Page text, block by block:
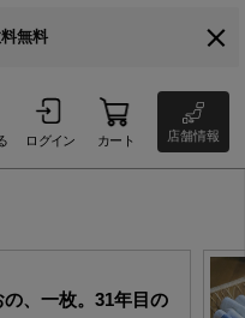
無料
ログイン カート 店舗情報
の、一枚。31年目の